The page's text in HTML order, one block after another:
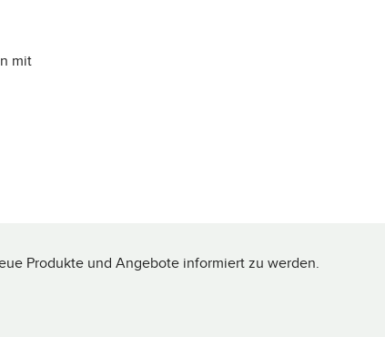
mit
Produkte und Angebote informiert zu werden.